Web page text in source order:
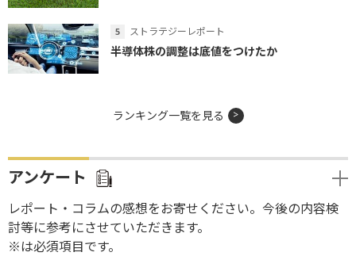
ストラテジーレポート
半導体株の調整は底値をつけたか
ランキング一覧を見る
アンケート
レポート・コラムの感想をお寄せください。今後の内容検
討等に参考にさせていただきます。
※は必須項目です。